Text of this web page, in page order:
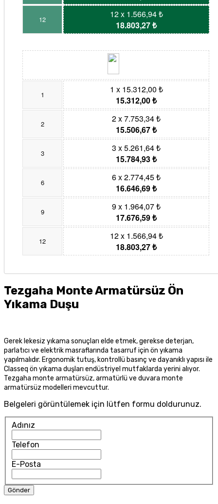
12
12 x 1.566,94 ₺
18.803,27 ₺
1
1 x 15.312,00 ₺
15.312,00 ₺
2
2 x 7.753,34 ₺
15.506,67 ₺
3
3 x 5.261,64 ₺
15.784,93 ₺
6
6 x 2.774,45 ₺
16.646,69 ₺
9
9 x 1.964,07 ₺
17.676,59 ₺
12
12 x 1.566,94 ₺
18.803,27 ₺
Tezgaha Monte Armatürsüz Ön
Yıkama Duşu
Gerek lekesiz yıkama sonuçları elde etmek, gerekse deterjan,
parlatıcı ve elektrik masraflarında tasarruf için ön yıkama
yapılmalıdır. Ergonomik tutuş, kontrollü basınç ve dayanıklı yapısı ile
Classeq ön yıkama duşları endüstriyel mutfaklarda yerini alıyor.
Tezgaha monte armatürsüz, armatürlü ve duvara monte
armatürsüz modelleri mevcuttur.
Belgeleri görüntülemek için lütfen formu doldurunuz.
Adınız
Telefon
E-Posta